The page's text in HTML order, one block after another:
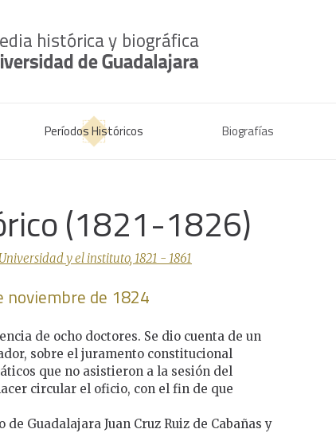
Períodos Históricos Biografías
(1821-1826)
y el instituto, 1821 - 1861
noviembre de 1824
de ocho doctores. Se dio cuenta de un
sobre el juramento constitucional
que no asistieron a la sesión del
circular el oficio, con el fin de que
Guadalajara Juan Cruz Ruiz de Cabañas y